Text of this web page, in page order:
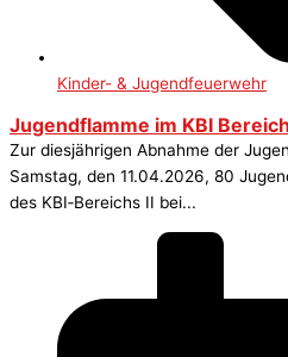
Kinder- & Jugendfeuerwehr
Jugendflamme im KBI
Zur diesjährigen Abnahme der
Samstag, den 11.04.2026, 80
des KBI‑Bereichs II bei...